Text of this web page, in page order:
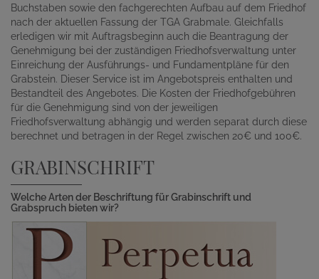
Buchstaben sowie den fachgerechten Aufbau auf dem Friedhof
nach der aktuellen Fassung der TGA Grabmale. Gleichfalls
erledigen wir mit Auftragsbeginn auch die Beantragung der
Genehmigung bei der zuständigen Friedhofsverwaltung unter
Einreichung der Ausführungs- und Fundamentpläne für den
Grabstein. Dieser Service ist im Angebotspreis enthalten und
Bestandteil des Angebotes. Die Kosten der Friedhofgebühren
für die Genehmigung sind von der jeweiligen
Friedhofsverwaltung abhängig und werden separat durch diese
berechnet und betragen in der Regel zwischen 20€ und 100€.
GRABINSCHRIFT
Welche Arten der Beschriftung für Grabinschrift und
Grabspruch bieten wir?